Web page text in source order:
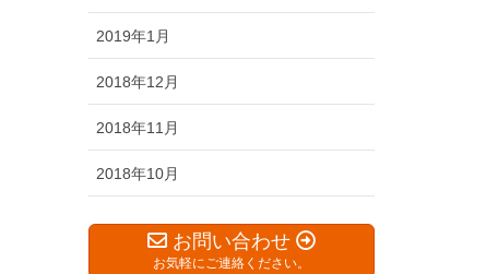
2019年1月
2018年12月
2018年11月
2018年10月
お問い合わせ
お気軽にご連絡ください。